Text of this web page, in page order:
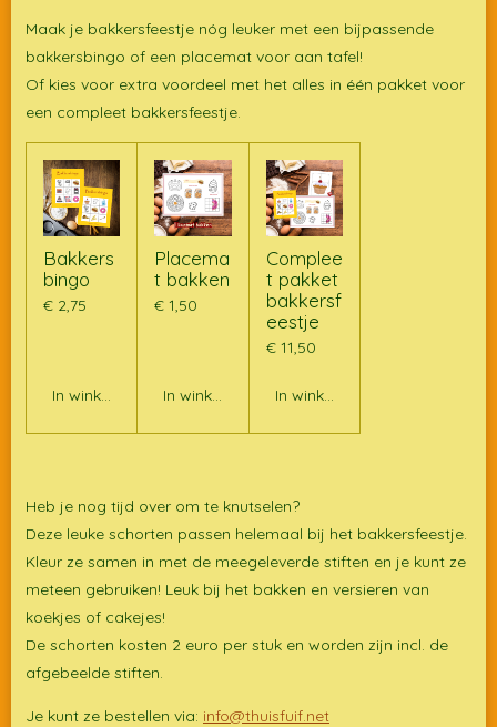
Maak je bakkersfeestje nóg leuker met een bijpassende
bakkersbingo of een placemat voor aan tafel!
Of kies voor extra voordeel met het alles in één pakket voor
een compleet bakkersfeestje.
Bakkers
bingo
€ 2,75
In winkelwagen
Placema
t bakken
€ 1,50
In winkelwagen
Complee
t pakket
bakkersf
eestje
€ 11,50
In winkelwagen
Heb je nog tijd over om te knutselen?
Deze leuke schorten passen helemaal bij het bakkersfeestje.
Kleur ze samen in met de meegeleverde stiften en je kunt ze
meteen gebruiken! Leuk bij het bakken en versieren van
koekjes of cakejes!
De schorten kosten 2 euro per stuk en worden zijn incl. de
afgebeelde stiften.
Je kunt ze bestellen via: info@thuisfuif.net